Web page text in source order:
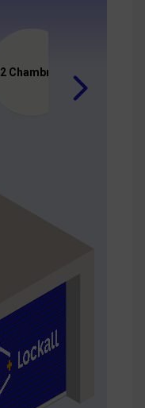
2 Chambres